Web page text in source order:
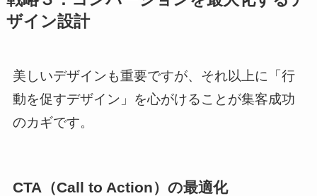
ザイン設計
美しいデザインも重要ですが、それ以上に「行
動を促すデザイン」を心がけることが集客成功
のカギです。
CTA（Call to Action）の最適化